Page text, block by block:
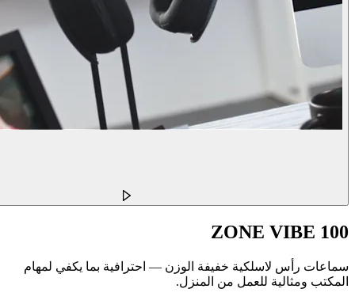
ZONE VIBE 100
سماعات رأس لاسلكية خفيفة الوزن — احترافية بما يكفي لمهام
المكتب ومثالية للعمل من المنزل.